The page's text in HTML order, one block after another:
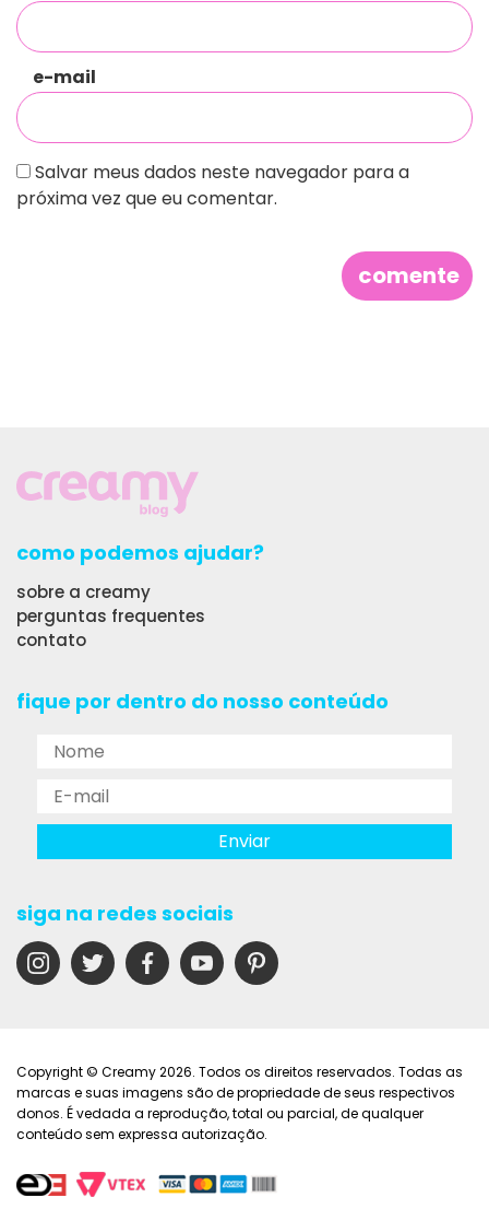
e-mail
Salvar meus dados neste navegador para a
próxima vez que eu comentar.
como podemos ajudar?
sobre a creamy
perguntas frequentes
contato
fique por dentro do nosso conteúdo
siga na redes sociais
Copyright © Creamy 2026. Todos os direitos reservados. Todas as
marcas e suas imagens são de propriedade de seus respectivos
donos. É vedada a reprodução, total ou parcial, de qualquer
conteúdo sem expressa autorização.